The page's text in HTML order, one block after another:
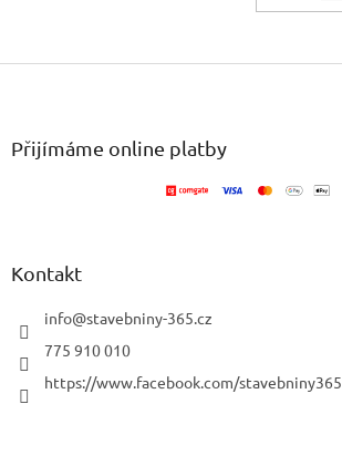
Z
Přijímáme online platby
Kontakt
info@stavebniny-365.cz
775 910 010
https://www.facebook.com/stavebniny365